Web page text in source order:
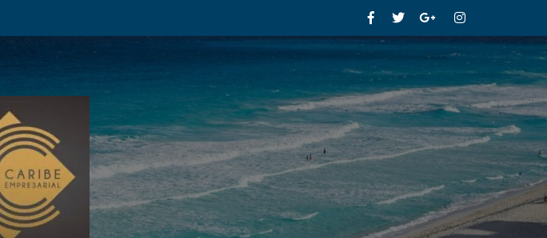
FacebookTwitterGoogle+Instagram